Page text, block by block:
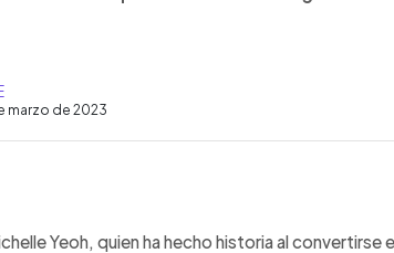
marzo de 2023
Yeoh, quien ha hecho historia al convertirse